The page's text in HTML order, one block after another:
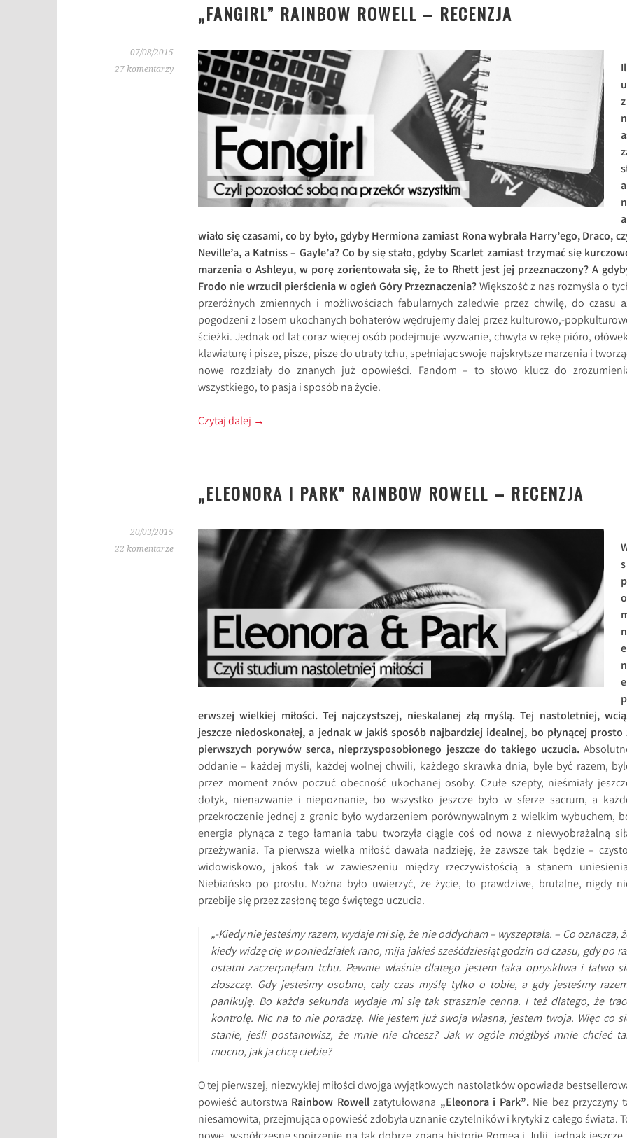
„FANGIRL” RAINBOW ROWELL – RECENZJA
07/08/2015
27 komentarzy
Il
u
z
n
a
n
a
wiało się czasami, co by było, gdyby Hermiona zamiast Rona wybrała Harry’ego, Draco,
Neville’a, a Katniss – Gayle’a? Co by się stało, gdyby Scarlet zamiast trzymać się
marzenia o Ashleyu, w porę zorientowała się, że to Rhett jest jej przeznaczony? A
Frodo nie wrzucił pierścienia w ogień Góry Przeznaczenia?Większość z nas rozmyśla o
przeróżnych zmiennych i możliwościach fabularnych zaledwie przez chwilę, do czasu
pogodzeni z losem ukochanych bohaterów wędrujemy dalej przez kulturowo,-
ścieżki. Jednak od lat coraz więcej osób podejmuje wyzwanie, chwyta w rękę pióro,
klawiaturę i pisze, pisze, pisze do utraty tchu, spełniając swoje najskrytsze marzenia i
nowe rozdziały do znanych już opowieści. Fandom – to słowo klucz do
wszystkiego, to pasja i sposób na życie.
Czytaj dalej →
„ELEONORA I PARK” RAINBOW ROWELL – RECENZJA
20/03/2015
22 komentarze
s
p
o
e
e
erwszej wielkiej miłości. Tej najczystszej, nieskalanej złą myślą. Tej nastoletniej,
jeszcze niedoskonałej, a jednak w jakiś sposób najbardziej idealnej, bo płynącej prosto
pierwszych porywów serca, nieprzysposobionego jeszcze do takiego uczucia.
oddanie – każdej myśli, każdej wolnej chwili, każdego skrawka dnia, byle być razem,
przez moment znów poczuć obecność ukochanej osoby. Czułe szepty, nieśmiały
dotyk, nienazwanie i niepoznanie, bo wszystko jeszcze było w sferze sacrum, a
przekroczenie jednej z granic było wydarzeniem porównywalnym z wielkim wybuchem,
energia płynąca z tego łamania tabu tworzyła ciągle coś od nowa z niewyobrażalną
przeżywania. Ta pierwsza wielka miłość dawała nadzieję, że zawsze tak będzie –
widowiskowo, jakoś tak w zawieszeniu między rzeczywistością a stanem
Niebiańsko po prostu. Można było uwierzyć, że życie, to prawdziwe, brutalne, nigdy
przebije się przez zasłonę tego świętego uczucia.
„-Kiedy nie jesteśmy razem, wydaje mi się, że nie oddycham – wyszeptała. – Co oznacza,
kiedy widzę cię w poniedziałek rano, mija jakieś sześćdziesiąt godzin od czasu, gdy po
ostatni zaczerpnęłam tchu. Pewnie właśnie dlatego jestem taka opryskliwa i łatwo
złoszczę. Gdy jesteśmy osobno, cały czas myślę tylko o tobie, a gdy jesteśmy
panikuję. Bo każda sekunda wydaje mi się tak strasznie cenna. I też dlatego, że
kontrolę. Nic na to nie poradzę. Nie jestem już swoja własna, jestem twoja. Więc co
stanie, jeśli postanowisz, że mnie nie chcesz? Jak w ogóle mógłbyś mnie chcieć
mocno, jak ja chcę ciebie?
O tej pierwszej, niezwykłej miłości dwojga wyjątkowych nastolatków opowiada
powieść autorstwa Rainbow Rowellzatytułowana „Eleonora i Park”. Nie bez przyczyny
niesamowita, przejmująca opowieść zdobyła uznanie czytelników i krytyki z całego świata.